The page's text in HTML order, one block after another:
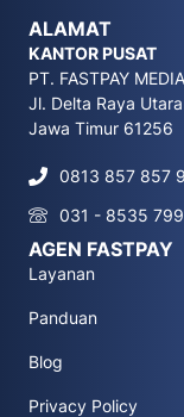
ALAMAT
KANTOR PUSAT
PT. FASTPAY
Jl. Delta Raya
Jawa Timur 61256
0813 857 857
031 - 8535
AGEN FASTPAY
Layanan
Panduan
Blog
Privacy Policy